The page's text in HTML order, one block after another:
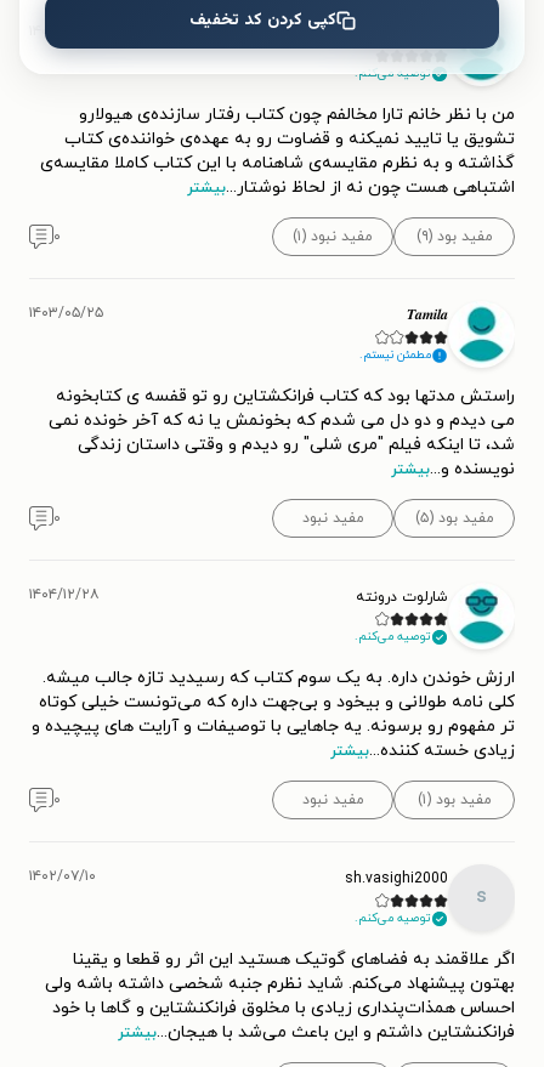
توصیه می‌کنم.
۱۴۰۲/۰۲/۱۸
من با نظر خانم تارا مخالفم چون کتاب رفتار سازنده‌ی هیولارو
تشویق یا تایید نمیکنه و قضاوت رو به عهده‌ی خواننده‌ی کتاب
گذاشته و به نظرم مقایسه‌ی شاهنامه با این کتاب کاملا مقایسه‌ی
اشتباهی هست چون نه از لحاظ نوشتار...بیشتر
مفید بود (۹) مفید نبود (۱) ۰
𝑻𝒂𝒎𝒊𝒍𝒂
مطمئن نیستم.
۱۴۰۳/۰۵/۲۵
راستش مدتها بود که کتاب فرانکشتاین رو تو قفسه ی کتابخونه
می دیدم و دو دل می شدم که بخونمش یا نه که آخر خونده نمی
شد، تا اینکه فیلم "مری شلی" رو دیدم و وقتی داستان زندگی
نویسنده و...بیشتر
مفید بود (۵) مفید نبود ۰
شارلوت درونته
توصیه می‌کنم.
۱۴۰۴/۱۲/۲۸
ارزش خوندن داره. به یک سوم کتاب که رسیدید تازه جالب میشه.
کلی نامه طولانی و بیخود و بی‌جهت داره که می‌تونست خیلی کوتاه
تر مفهوم رو برسونه. یه جاهایی با توصیفات و آرایت های پیچیده و
زیادی خسته کننده...بیشتر
مفید بود (۱) مفید نبود ۰
s
sh.vasighi2000
توصیه می‌کنم.
۱۴۰۲/۰۷/۱۰
اگر علاقمند به فضاهای گوتیک هستید این اثر رو قطعا و یقینا
بهتون پیشنهاد می‌کنم. شاید نظرم جنبه شخصی داشته باشه ولی
احساس همذات‌پنداری زیادی با مخلوق فرانکنشتاین و گاها با خود
فرانکنشتاین داشتم و این باعث می‌شد با هیجان...بیشتر
کپی کردن کد تخفیف